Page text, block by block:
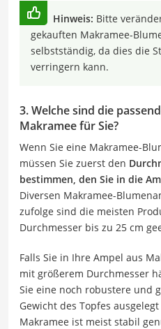
Hinweis: Bitte
gekauften Makramee-
selbstständig, da dies die
verringern kann.
3. Welche sind die
Makramee für Sie?
Wenn Sie eine Makramee-
müssen Sie zuerst den
bestimmen, den Sie in die
Diversen Makramee-
zufolge sind die meisten
Durchmesser bis zu 25 cm
Falls Sie in Ihre Ampel aus
mit größerem Durchmesser
Sie eine noch robustere und
Gewicht des Topfes
Makramee ist meist stabil